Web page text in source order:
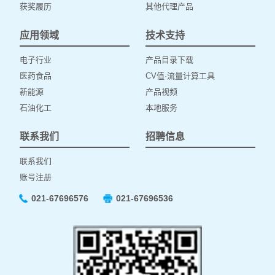
获奖履历 其他代理产品
应用领域
电子行业
医药食品
新能源
石油化工
技术支持
产品目录下载
CV值·流量计算工具
产品视频
本地服务
联系我们
联系我们
账号注册
招聘信息
021-67696576 021-67696536